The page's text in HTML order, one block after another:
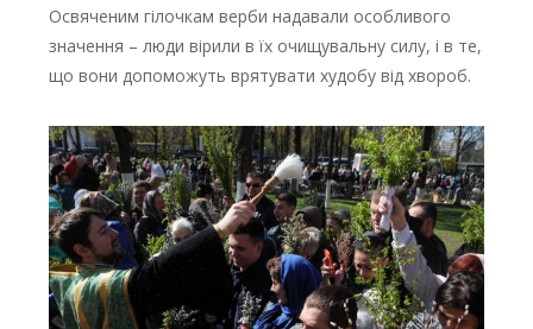
Освяченим гілочкам верби надавали особливого
значення – люди вірили в їх очищувальну силу, і в те,
що вони допоможуть врятувати худобу від хвороб.